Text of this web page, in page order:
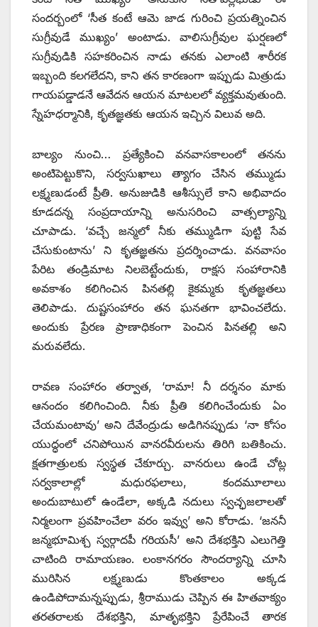
సందర్బంలో ‘సీత కంటే ఆమె జాడ గురించి ప్రయత్నించిన
సుగ్రీవుడే ముఖ్యం’ అంటాడు. వాలిసుగ్రీవుల ఘర్షణలో
సుగ్రీవుడికి సహకరించిన నాడు తనకు ఎలాంటి శారీరక
ఇబ్బంది కలగలేదని, కాని తన కారణంగా ఇప్పుడు మిత్రుడు
గాయపడ్డాడనే ఆవేదన ఆయన మాటలలో వ్యక్తమవుతుంది.
స్నేహధర్మానికి, కృతజ్ఞతకు ఆయన ఇచ్చిన విలువ అది.
బాల్యం నుంచి… ప్రత్యేకించి వనవాసకాలంలో తనను
అంటిపెట్టుకొని, సర్వసుఖాలు త్యాగం చేసిన తమ్ముడు
లక్ష్మణుడంటే ప్రీతి. అనుజుడికి ఆశీస్సులే కాని అభివాదం
కూడదన్న సంప్రదాయాన్ని అనుసరించి వాత్సల్యాన్ని
చూపాడు. ‘వచ్చే జన్మలో నీకు తమ్ముడిగా పుట్టి సేవ
చేసుకుంటాను’ ని కృతజ్ఞతను ప్రదర్శించాడు. వనవాసం
పేరిట తండ్రిమాట నిలబెట్టేందుకు, రాక్షస సంహారానికి
అవకాశం కలిగించిన పినతల్లి కైకమ్మకు కృతజ్ఞతలు
తెలిపాడు. దుష్టసంహారం తన ఘనతగా భావించలేదు.
అందుకు ప్రేరణ ప్రాణాధికంగా పెంచిన పినతల్లి అని
మరువలేదు.
రావణ సంహారం తర్వాత, ‘రామా! నీ దర్శనం మాకు
ఆనందం కలిగించింది. నీకు ప్రీతి కలిగించేందుకు ఏం
చేయమంటావు’ అని దేవేంద్రుడు అడిగినప్పుడు ‘నా కోసం
యుద్ధంలో చనిపోయిన వానరవీరులను తిరిగి బతికించు.
క్షతగాత్రులకు స్వస్థత చేకూర్చు. వానరులు ఉండే చోట్ల
సర్వకాలాల్లో మధురఫలాలు, కందమూలాలు
అందుబాటులో ఉండేలా, అక్కడి నదులు స్వచ్ఛజలాలతో
నిర్మలంగా ప్రవహించేలా వరం ఇవ్వు’ అని కోరాడు. ‘జననీ
జన్మభూమిశ్చ స్వర్గాదపీ గరియసీ’ అని దేశభక్తిని ఎలుగెత్తి
చాటింది రామాయణం. లంకానగరం సౌందర్యాన్ని చూసి
మురిసిన లక్ష్మణుడు కొంతకాలం అక్కడ
ఉండిపోదామన్నప్పుడు, శ్రీరాముడు చెప్పిన ఈ హితవాక్యం
తరతరాలకు దేశభక్తిని, మాతృభక్తిని ప్రేరేపించే తారక